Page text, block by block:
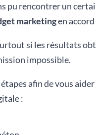
pu rencontrer un
marketingen
si les résultats
impossible.
afin de vous
: